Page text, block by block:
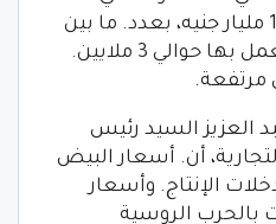
صناعة الدواجن حوالي 100 مليار جنيه، بعدد. ما بين
50 إلى 60 ألف منشأة ويعمل بها حوالي 3 ملايين.
مرتفعة.
العزيز السيد رئيس
أن. أسعار البيض
الإنتاج. وأسعار
بالحرب الروسية